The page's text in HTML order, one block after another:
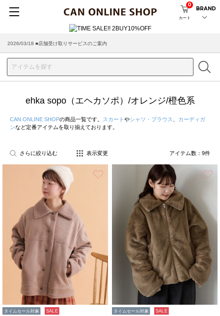
カート
0
BRAND
2026/03/18 ■店舗受け取りサービスのご案内
ehka sopo（エヘカソポ）/オレンジ/橙色系
CAN ONLINE SHOPの商品一覧です。 スカート やシャツ・ブラウス
カーディガ
ンなど定番アイテムを取り揃えております。
さらに絞り込む 表示変更 アイテム数： 9件
タイムセール対象 SALE タイムセール対象 SALE